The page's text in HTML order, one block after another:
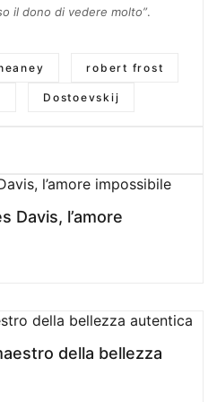
il dono di vedere molto”.
robert frost
Dostoevskij
Davis, l’amore
della bellezza